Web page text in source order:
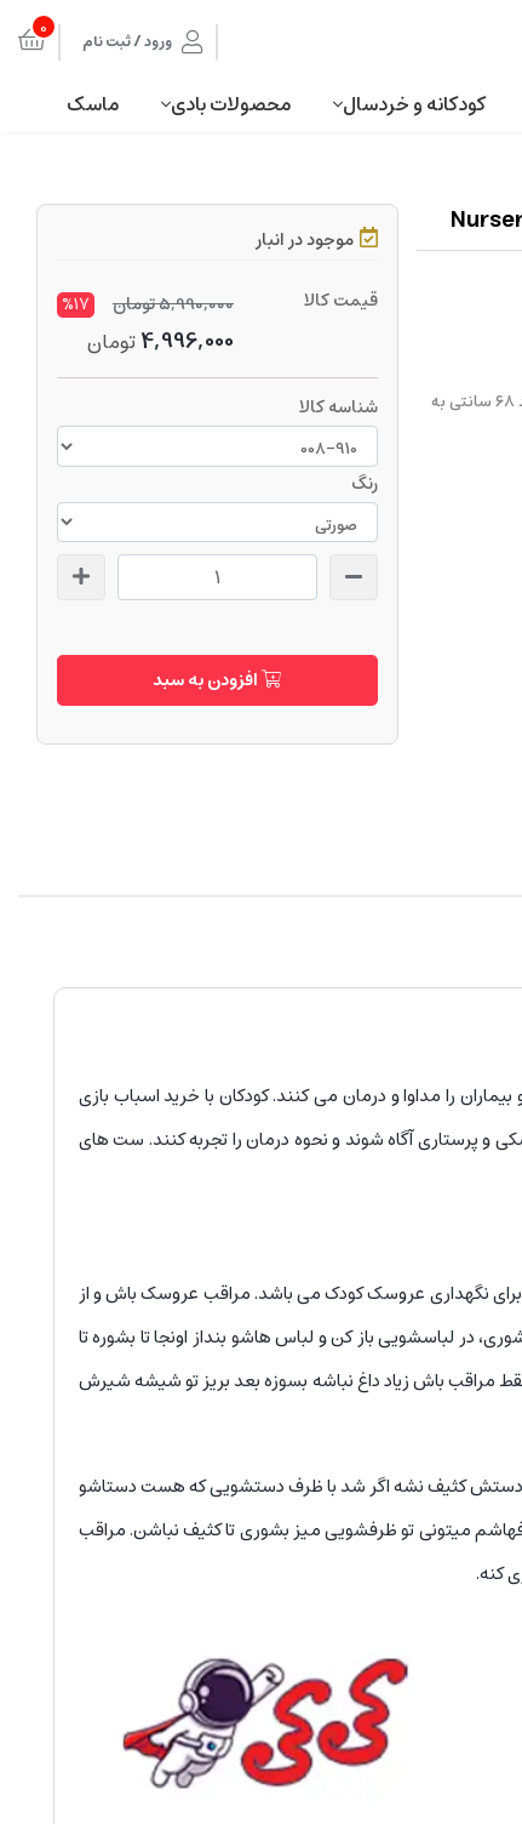
ورود / ثبت نام 0
کودکانه و خردسال محصولات بادی ماسک
ست پرستاری کودک یک اسباب بازی دخترانه جدید می باشد که شامل یک میز حدود ۶۸ سانتی به
موجود در انبار
قیمت کالا 5,990,000تومان %17
4,996,000تومان
شناسه کالا
رنگ
افزودن به سبد
را مداوا و درمان می کنند. کودکان با خرید اسباب بازی
و پرستاری آگاه شوند و نحوه درمان را تجربه کنند. ست های
می باشد که دارای وسایل برای نگهداری عروسک کودک می باشد. مراقب عروسک باش و از
لباسشویی باز کن و لباس هاشو بنداز اونجا تا بشوره تا
باش زیاد داغ نباشه بسوزه بعد بریز تو شیشه شیرش
دستش کثیف نشه اگر شد با ظرف دستشویی که هست دستاشو
میتونی تو ظرفشویی میز بشوری تا کثیف نباشن. مراقب
کنه.